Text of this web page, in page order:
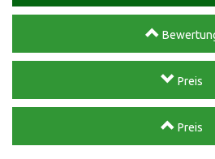
Preis
Preis